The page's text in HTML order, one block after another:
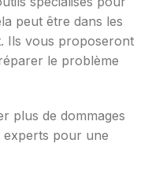
peut être dans les
Ils vous proposeront
le problème
plus de dommages
experts pour une